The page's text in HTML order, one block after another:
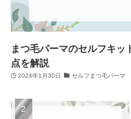
まつ毛パーマのセルフキッ
点を解説
2024年1月30日 セルフまつ毛パーマ